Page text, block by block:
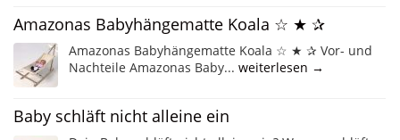
Amazonas Babyhängematte Koala ☆ ★ ✰
Amazonas Babyhängematte Koala ☆ ★ ✰ Vor- und
Nachteile Amazonas Baby... weiterlesen →
Baby schläft nicht alleine ein